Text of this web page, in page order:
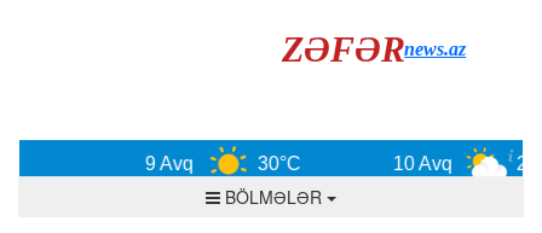
ZƏFƏRnews.az
9 Avq 30°C 10 Avq
BÖLMƏLƏR